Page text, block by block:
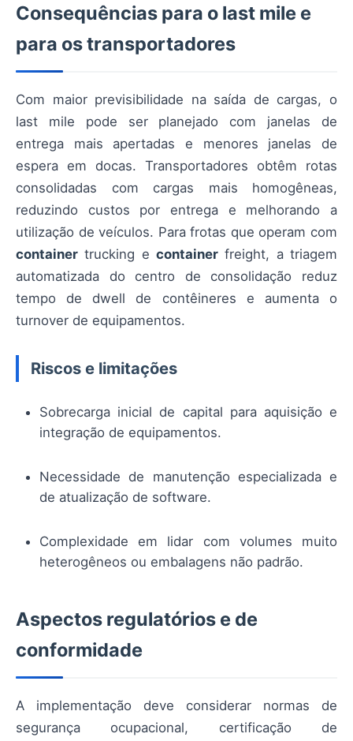
Consequências para o last mile e
para os transportadores
Com maior previsibilidade na saída de cargas, o
last mile pode ser planejado com janelas de
entrega mais apertadas e menores janelas de
espera em docas. Transportadores obtêm rotas
consolidadas com cargas mais homogêneas,
reduzindo custos por entrega e melhorando a
utilização de veículos. Para frotas que operam com
container trucking e container freight, a triagem
automatizada do centro de consolidação reduz
tempo de dwell de contêineres e aumenta o
turnover de equipamentos.
Riscos e limitações
Sobrecarga inicial de capital para aquisição e
integração de equipamentos.
Necessidade de manutenção especializada e
de atualização de software.
Complexidade em lidar com volumes muito
heterogêneos ou embalagens não padrão.
Aspectos regulatórios e de
conformidade
A implementação deve considerar normas de
segurança ocupacional, certificação de